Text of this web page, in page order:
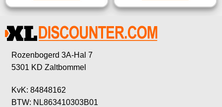
Rozenbogerd 3A-Hal 7
5301 KD Zaltbommel
KvK: 84848162
BTW: NL863410303B01